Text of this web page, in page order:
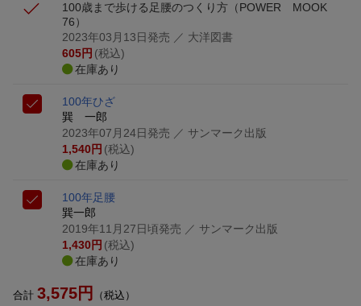
100歳まで歩ける足腰のつくり方 （POWER MOOK
76）
2023年03月13日発売 ／ 大洋図書
605円 (税込)
在庫あり
100年ひざ
巽 一郎
2023年07月24日発売 ／ サンマーク出版
1,540円 (税込)
在庫あり
100年足腰
巽一郎
2019年11月27日頃発売 ／ サンマーク出版
1,430円 (税込)
在庫あり
合計 3,575円 （税込）